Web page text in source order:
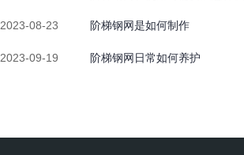
2023-08-23 阶梯钢网是如何制作
2023-09-19 阶梯钢网日常如何养护